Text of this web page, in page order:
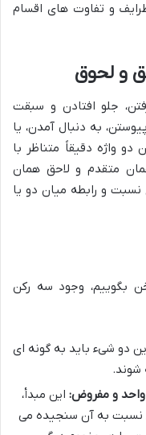
و تفاوت های اقسام
و لحوق
جلو افتادن و سبقت
به دنبال آمدن، یا
واژه دقیقاً متناظر با
متقدم و لاحق همان
و رابطه میان دو یا
بگوییم، وجود سه رکن
دو شیء باید به گونه ای
شوند.
واحد و مفروض: این مبدأ،
به آن سنجیده می